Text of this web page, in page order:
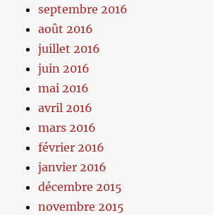
septembre 2016
août 2016
juillet 2016
juin 2016
mai 2016
avril 2016
mars 2016
février 2016
janvier 2016
décembre 2015
novembre 2015